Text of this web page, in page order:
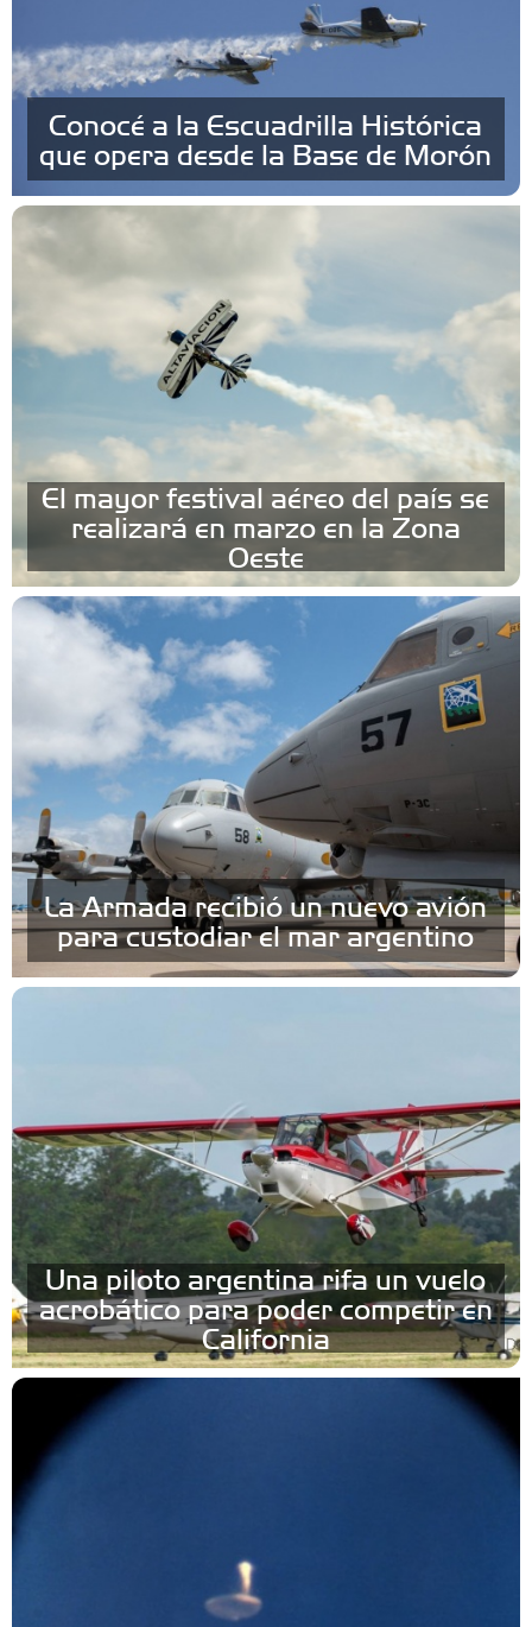
Conocé a la Escuadrilla Histórica
que opera desde la Base de Morón
El mayor festival aéreo del país se
realizará en marzo en la Zona
Oeste
La Armada recibió un nuevo avión
para custodiar el mar argentino
Una piloto argentina rifa un vuelo
acrobático para poder competir en
California